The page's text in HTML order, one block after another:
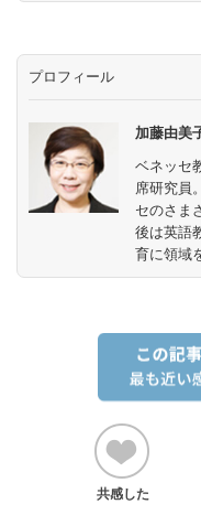
プロフィール
加藤由美
ベネッセ
席研究員
セのさま
後は英語
育に領域
共感した